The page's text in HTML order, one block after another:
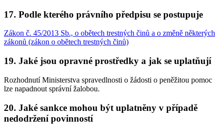
17. Podle kterého právního předpisu se postupuje
Zákon č. 45/2013 Sb., o obětech trestných činů a o změně některých
zákonů (zákon o obětech trestných činů)
19. Jaké jsou opravné prostředky a jak se uplatňují
Rozhodnutí Ministerstva spravedlnosti o žádosti o peněžitou pomoc
lze napadnout správní žalobou.
20. Jaké sankce mohou být uplatněny v případě
nedodržení povinností